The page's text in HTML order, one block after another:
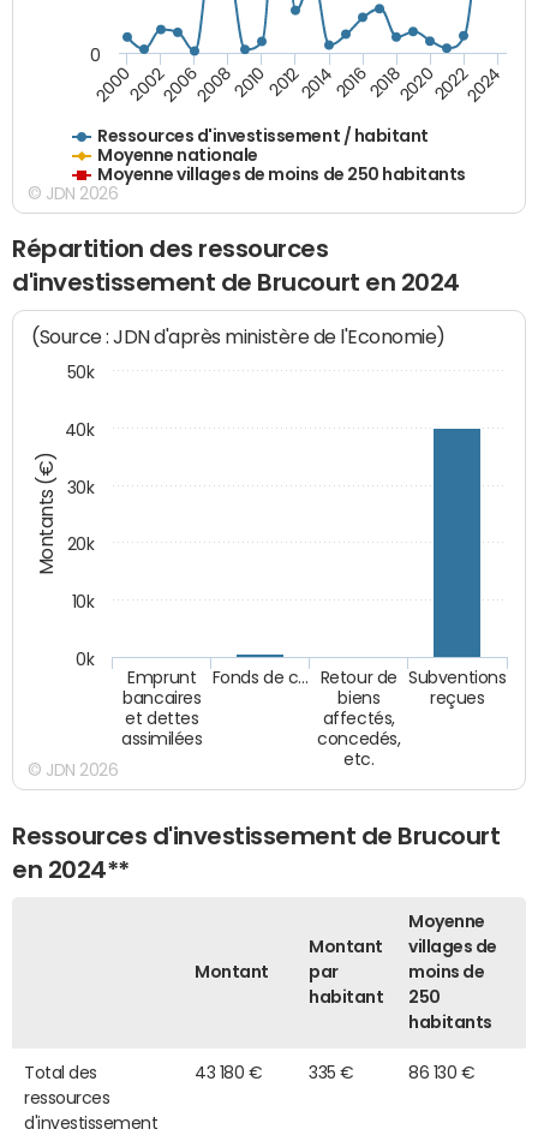
Ressources d'investissement / habitant
Moyenne nationale
Moyenne villages de moins de 250 habitants
200020022006200820102012201420162018202020222024
0
© JDN 2026
Répartition des ressources
d'investissement de Brucourt en 2024
Montants (€)
(Source : JDN d'après ministère de l'Economie)
Emprunt
bancaires
et dettes
assimilées
Fonds de c…
Retour de
biens
affectés,
concedés,
etc.
Subventions
reçues
0k
10k
20k
30k
40k
50k
© JDN 2026
Ressources d'investissement de Brucourt
en 2024**
Montant
Montant
par
habitant
Moyenne
villages de
moins de
250
habitants
Total des
ressources
d'investissement
43 180 € 335 € 86 130 €